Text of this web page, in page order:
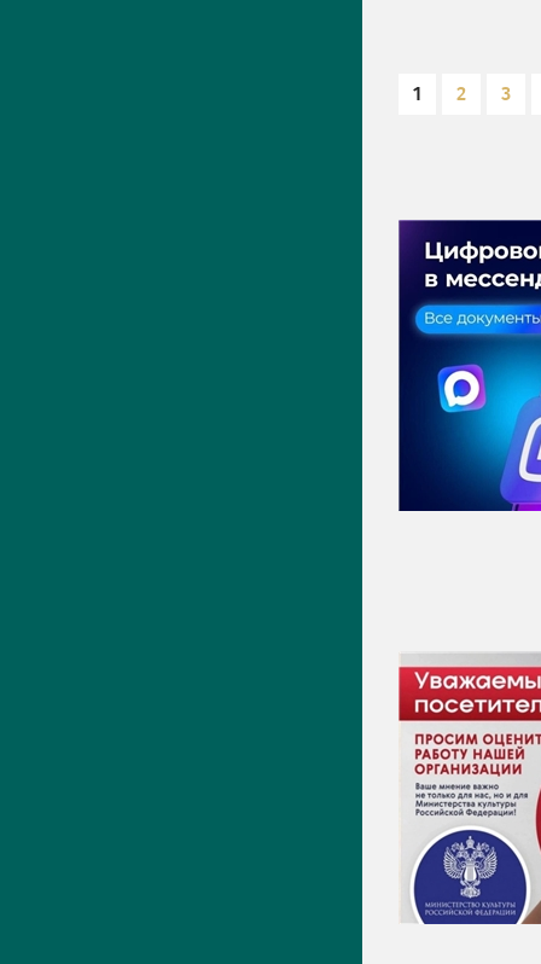
1 2 3